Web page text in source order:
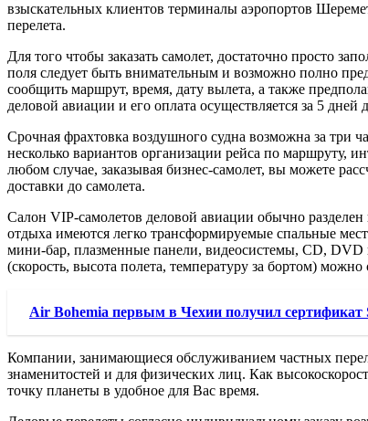
взыскательных клиентов терминалы аэропортов
перелета.
Для того чтобы заказать самолет, достаточно просто
поля следует быть внимательным и возможно полно
сообщить маршрут, время, дату вылета, а также
деловой авиации и его оплата осуществляется за 5
Срочная фрахтовка воздушного судна возможна за три
несколько вариантов организации рейса по маршруту,
любом случае, заказывая бизнес-самолет, вы можете
доставки до самолета.
Салон VIP-самолетов деловой авиации обычно
отдыха имеются легко трансформируемые спальные
мини-бар, плазменные панели, видеосистемы, CD,
(скорость, высота полета, температуру за бортом)
Air Bohemia первым в Чехии получил сертификат
Компании, занимающиеся обслуживанием частных
знаменитостей и для физических лиц. Как
точку планеты в удобное для Вас время.